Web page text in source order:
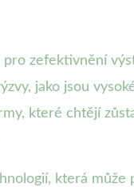
zefektivnění
jako jsou
které chtějí
která